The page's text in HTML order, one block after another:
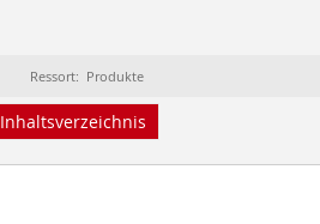
Ressort: Produkte
Inhaltsverzeichnis